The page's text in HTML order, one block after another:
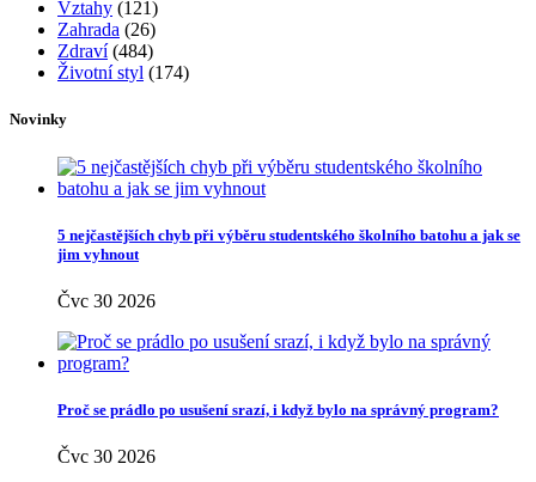
Vztahy (121)
Zahrada (26)
Zdraví(484)
Životní styl (174)
Novinky
5 nejčastějších chyb při výběru studentského školního batohu a jak se
jim vyhnout
Čvc 30 2026
Proč se prádlo po usušení srazí, i když bylo na správný program?
Čvc 30 2026